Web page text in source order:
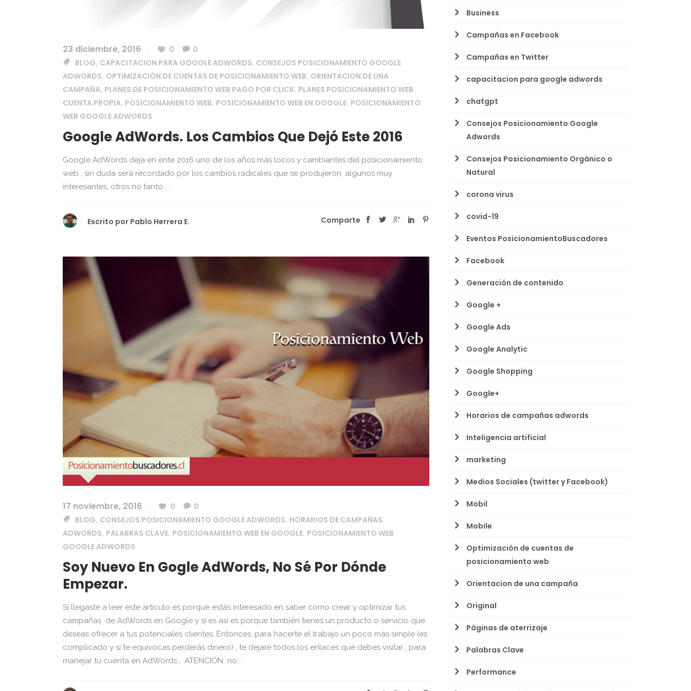
23 diciembre, 2016 0
0
BLOG, CAPACITACION PARA GOOGLE ADWORDS, CONSEJOS POSICIONAMIENTO GOOGLE
ADWORDS, OPTIMIZACIÓN DE CUENTAS DE POSICIONAMIENTO WEB, ORIENTACION DE UNA
CAMPAÑA, PLANES DE POSICIONAMIENTO WEB PAGO POR CLICK, PLANES POSICIONAMIENTO WEB
CUENTA PROPIA, POSICIONAMIENTO WEB, POSICIONAMIENTO WEB EN GOOGLE, POSICIONAMIENTO
WEB GOOGLE ADWORDS
Google AdWords. Los Cambios Que Dejó Este 2016
Google AdWords deja en ente 2016 uno de los años más locos y cambiantes del posicionamiento
web , sin duda será recordado por los cambios radicales que se produjeron, algunos muy
interesantes, otros no tanto....
Escrito por Pablo Herrera E. Comparte
17 noviembre, 2016 0
0
BLOG, CONSEJOS POSICIONAMIENTO GOOGLE ADWORDS, HORARIOS DE CAMPAÑAS
ADWORDS, PALABRAS CLAVE, POSICIONAMIENTO WEB EN GOOGLE, POSICIONAMIENTO WEB
GOOGLE ADWORDS
Soy Nuevo En Gogle AdWords, No Sé Por Dónde
Empezar.
Si llegaste a leer este artículo es porque estás interesado en saber cómo crear y optimizar tus
campañas de AdWords en Google y sí es así es porque también tienes un producto o servicio que
deseas ofrecer a tus potenciales clientes. Entonces, para hacerte el trabajo un poco más simple (es
complicado y si te equivocas perderás dinero) , te dejaré todos los enlaces que debes visitar , para
manejar tu cuenta en AdWords , ATENCIÓN no...
Business
Campañas en Facebook
Campañas en Twitter
capacitacion para google adwords
chatgpt
Consejos Posicionamiento Google
Adwords
Consejos Posicionamiento Orgánico o
Natural
corona virus
covid-19
Eventos PosicionamientoBuscadores
Facebook
Generación de contenido
Google +
Google Ads
Google Analytic
Google Shopping
Google+
Horarios de campañas adwords
Inteligencia artificial
marketing
Medios Sociales (twitter y Facebook)
Mobil
Mobile
Optimización de cuentas de
posicionamiento web
Orientacion de una campaña
Original
Páginas de aterrizaje
Palabras Clave
Performance